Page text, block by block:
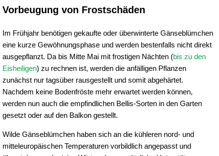
Vorbeugung von Frostschäden
Im Frühjahr benötigen gekaufte oder überwinterte Gänseblümchen
eine kurze Gewöhnungsphase und werden bestenfalls nicht direkt
ausgepflanzt. Da bis Mitte Mai mit frostigen Nächten (bis zu den
Eisheiligen) zu rechnen ist, werden die anfälligen Pflanzen
zunächst nur tagsüber rausgestellt und somit abgehärtet.
Nachdem keine Bodenfröste mehr erwartet werden können,
werden nun auch die empfindlichen Bellis-Sorten in den Garten
gesetzt oder auf den Balkon gestellt.
Wilde Gänseblümchen haben sich an die kühleren nord- und
mitteleuropäischen Temperaturen vorbildlich angepasst und